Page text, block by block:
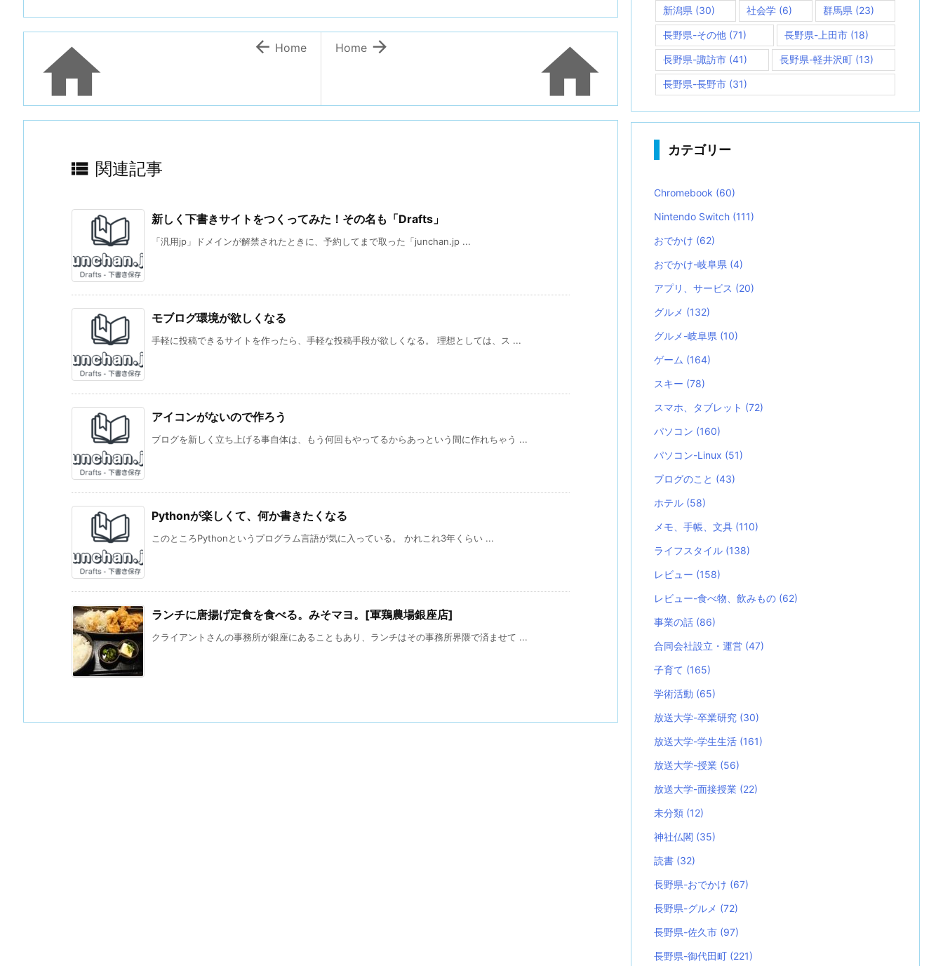


Home
  Home
 関連記事
新しく下書きサイトをつくってみた！その名も「Drafts」
「汎用jp」ドメインが解禁されたときに、予約してまで取った「junchan.jp ...
モブログ環境が欲しくなる
手軽に投稿できるサイトを作ったら、手軽な投稿手段が欲しくなる。 理想としては、ス ...
アイコンがないので作ろう
ブログを新しく立ち上げる事自体は、もう何回もやってるからあっという間に作れちゃう ...
Pythonが楽しくて、何か書きたくなる
このところPythonというプログラム言語が気に入っている。 かれこれ3年くらい ...
ランチに唐揚げ定食を食べる。みそマヨ。[軍鶏農場銀座店]
クライアントさんの事務所が銀座にあることもあり、ランチはその事務所界隈で済ませて ...
新潟県 (30) 社会学(6) 群馬県 (23)
長野県-その他 (71) 長野県-上田市(18)
長野県-諏訪市 (41) 長野県-軽井沢町 (13)
長野県-長野市 (31)
カテゴリー
Chromebook (60)
Nintendo Switch (111)
おでかけ (62)
おでかけ-岐阜県 (4)
アプリ、サービス (20)
グルメ (132)
グルメ-岐阜県 (10)
ゲーム (164)
スキー (78)
スマホ、タブレット (72)
パソコン (160)
パソコン-Linux (51)
ブログのこと (43)
ホテル (58)
メモ、手帳、文具 (110)
ライフスタイル (138)
レビュー (158)
レビュー-食べ物、飲みもの (62)
事業の話 (86)
合同会社設立・運営 (47)
子育て (165)
学術活動 (65)
放送大学-卒業研究 (30)
放送大学-学生生活 (161)
放送大学-授業 (56)
放送大学-面接授業 (22)
未分類 (12)
神社仏閣 (35)
読書 (32)
長野県-おでかけ (67)
長野県-グルメ (72)
長野県-佐久市 (97)
長野県-御代田町 (221)